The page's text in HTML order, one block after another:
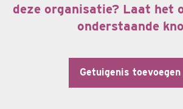
deze organisatie? Laat het
onderstaande
Getuigenis toevoegen